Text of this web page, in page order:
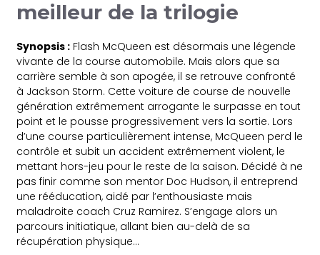
meilleur de la trilogie
Synopsis : Flash McQueen est désormais une légende
vivante de la course automobile. Mais alors que sa
carrière semble à son apogée, il se retrouve confronté
à Jackson Storm. Cette voiture de course de nouvelle
génération extrêmement arrogante le surpasse en tout
point et le pousse progressivement vers la sortie. Lors
d’une course particulièrement intense, McQueen perd le
contrôle et subit un accident extrêmement violent, le
mettant hors-jeu pour le reste de la saison. Décidé à ne
pas finir comme son mentor Doc Hudson, il entreprend
une rééducation, aidé par l’enthousiaste mais
maladroite coach Cruz Ramirez. S’engage alors un
parcours initiatique, allant bien au-delà de sa
récupération physique…